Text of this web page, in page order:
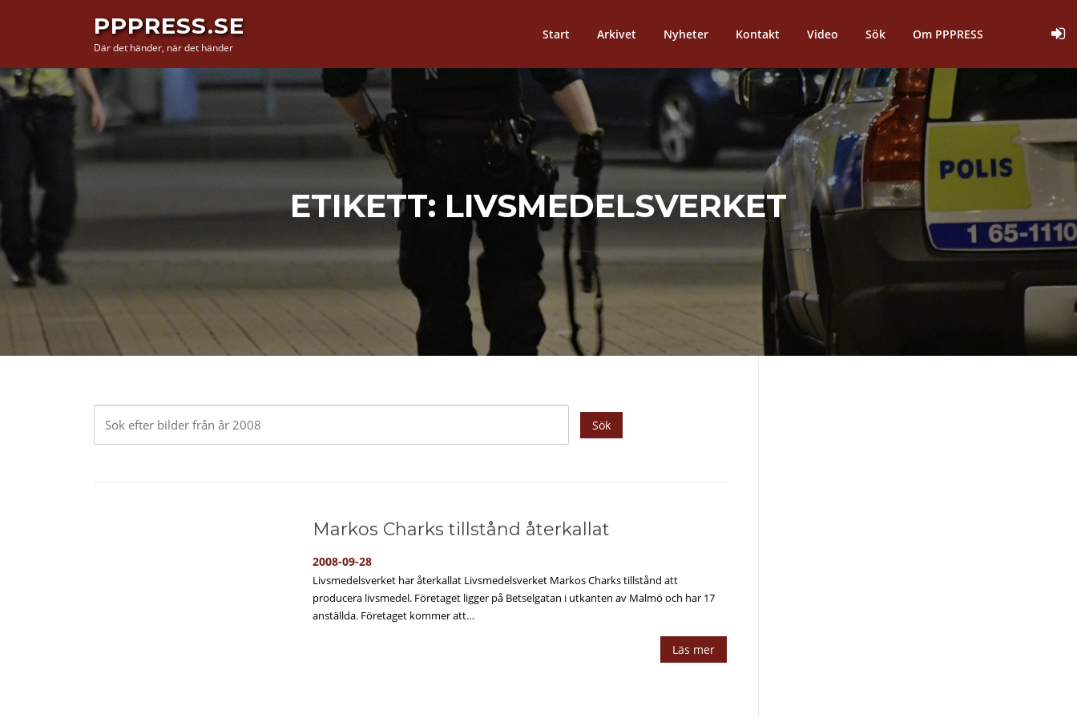
PPPRESS.SE
Där det händer, när det händer
Start Arkivet Nyheter Kontakt Video Sök Om PPPRESS
ETIKETT: LIVSMEDELSVERKET
Sök
Markos Charks tillstånd återkallat
2008-09-28
Livsmedelsverket har återkallat Livsmedelsverket Markos Charks tillstånd att
producera livsmedel. Företaget ligger på Betselgatan i utkanten av Malmö och har 17
anställda. Företaget kommer att…
Läs mer